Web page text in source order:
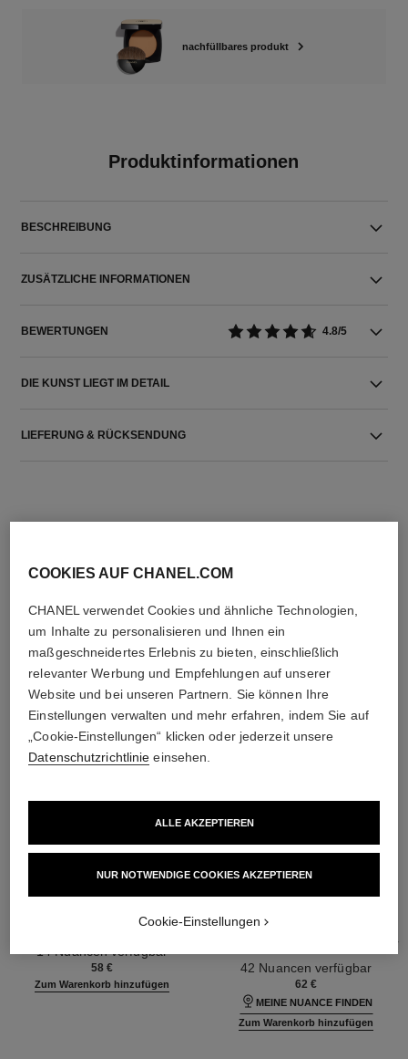
nachfüllbares produkt
Produktinformationen
BESCHREIBUNG
ZUSÄTZLICHE INFORMATIONEN
BEWERTUNGEN 4.8/5
DIE KUNST LIEGT IM DETAIL
LIEFERUNG & RÜCKSENDUNG
DIE PERFEKTE KOMBINATION
Poudre Belle Mine Naturelle
14 Nuancen verfügbar
58 €
Zum Warenkorb hinzufügen
Feuchtigkeitsspendende
Foundation mit Langem Halt für
42 Nuancen verfügbar
62 €
MEINE NUANCE FINDEN
Zum Warenkorb hinzufügen
COOKIES AUF CHANEL.COM
CHANEL verwendet Cookies und ähnliche Technologien,
um Inhalte zu personalisieren und Ihnen ein
maßgeschneidertes Erlebnis zu bieten, einschließlich
relevanter Werbung und Empfehlungen auf unserer
Website und bei unseren Partnern. Sie können Ihre
Einstellungen verwalten und mehr erfahren, indem Sie auf
„Cookie-Einstellungen“ klicken oder jederzeit unsere
Datenschutzrichtlinie einsehen.
NUR NOTWENDIGE COOKIES AKZEPTIEREN
ALLE AKZEPTIEREN
Cookie-Einstellungen